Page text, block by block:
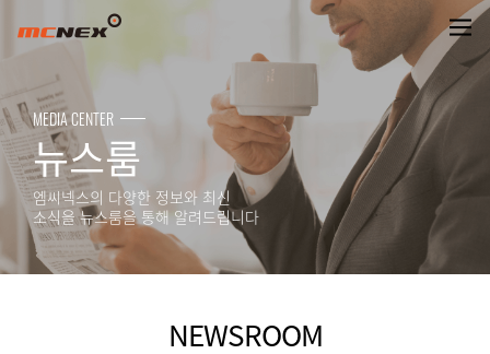
NEWSROOM
MEDIA CENTER
뉴스룸
엠씨넥스의 다양한 정보와 최신
소식을 뉴스룸을 통해 알려드립니다
NEWSROOM